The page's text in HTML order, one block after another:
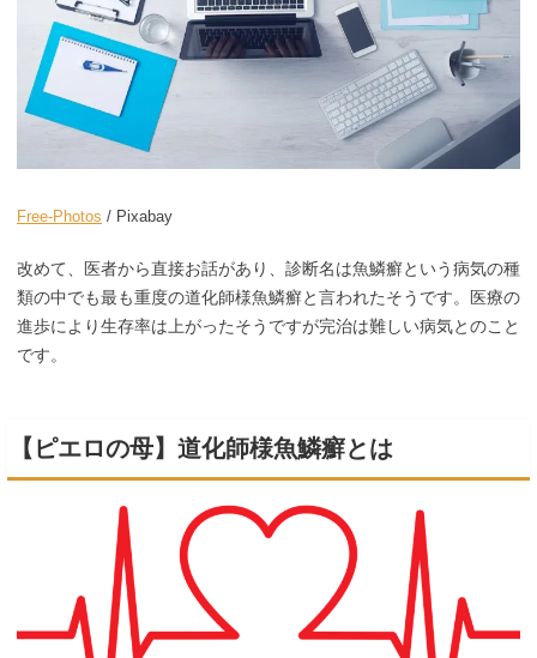
Free-Photos / Pixabay
改めて、医者から直接お話があり、診断名は魚鱗癬という病気の種
類の中でも最も重度の道化師様魚鱗癬と言われたそうです。医療の
進歩により生存率は上がったそうですが完治は難しい病気とのこと
です。
【ピエロの母】道化師様魚鱗癬とは